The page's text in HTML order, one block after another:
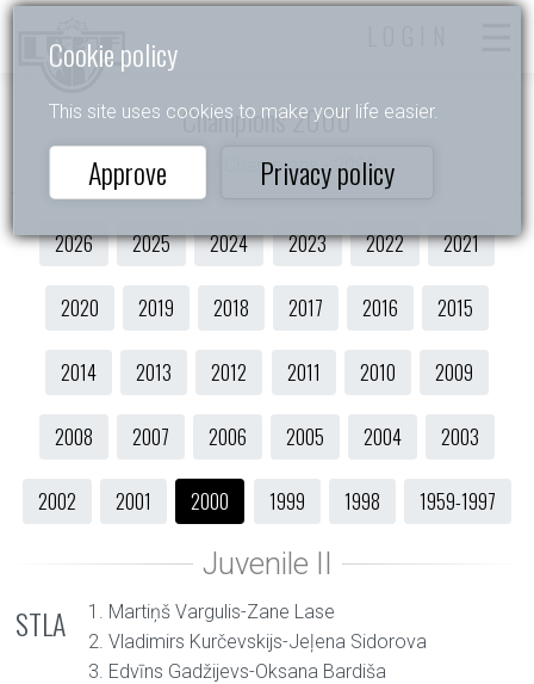
Cookie policy
This site uses cookies to make your life easier.
Approve Privacy policy
Champions 2000
Home - Champions - 2000
2026 2025 2024 2023 2022 2021
2020 2019 2018 2017 2016 2015
2014 2013 2012 2011 2010 2009
2008 2007 2006 2005 2004 2003
2002 2001 2000 1999 1998 1959-1997
STLA
1. Martiņš Vargulis-Zane Lase
2. Vladimirs Kurčevskijs-Jeļena Sidorova
3. Edvīns Gadžijevs-Oksana Bardiša